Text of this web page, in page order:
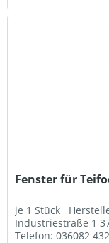
Fenster für
je 1 Stück
Industriestraße 1
Telefon: 036082